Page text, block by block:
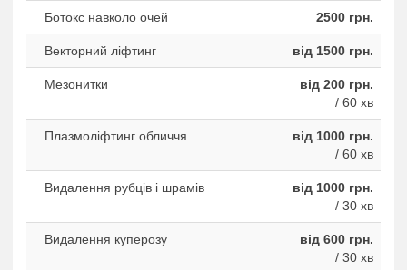
Ботокс навколо очей 2500 грн.
Векторний ліфтинг від 1500 грн.
Мезонитки
від 200 грн.
/ 60 хв
Плазмоліфтинг обличчя
від 1000 грн.
/ 60 хв
Видалення рубців і шрамів
від 1000 грн.
/ 30 хв
Видалення куперозу
від 600 грн.
/ 30 хв